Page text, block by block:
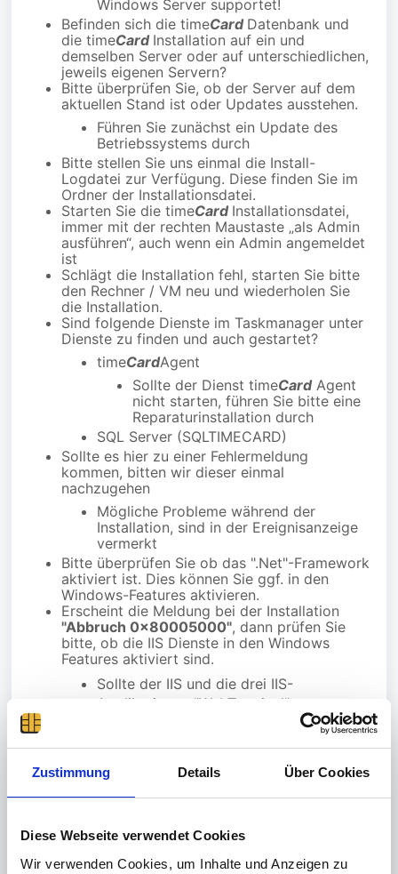
Zustimmung Details Über Cookies
Diese Webseite verwendet Cookies
Wir verwenden Cookies, um Inhalte und Anzeigen zu
Windows Server supportet!
Befinden sich die timeCard Datenbank und
die timeCard Installation auf ein und
demselben Server oder auf unterschiedlichen,
jeweils eigenen Servern?
Bitte überprüfen Sie, ob der Server auf dem
aktuellen Stand ist oder Updates ausstehen.
Führen Sie zunächst ein Update des
Betriebssystems durch
Bitte stellen Sie uns einmal die Install-
Logdatei zur Verfügung. Diese finden Sie im
Ordner der Installationsdatei.
Starten Sie die timeCard Installationsdatei,
immer mit der rechten Maustaste „als Admin
ausführen“, auch wenn ein Admin angemeldet
ist
Schlägt die Installation fehl, starten Sie bitte
den Rechner / VM neu und wiederholen Sie
die Installation.
Sind folgende Dienste im Taskmanager unter
Dienste zu finden und auch gestartet?
timeCardAgent
Sollte der Dienst timeCardAgent
nicht starten, führen Sie bitte eine
Reparaturinstallation durch
SQL Server (SQLTIMECARD)
Sollte es hier zu einer Fehlermeldung
kommen, bitten wir dieser einmal
nachzugehen
Mögliche Probleme während der
Installation, sind in der Ereignisanzeige
vermerkt
Bitte überprüfen Sie ob das ".Net"-Framework
aktiviert ist. Dies können Sie ggf. in den
Windows-Features aktivieren.
Erscheint die Meldung bei der Installation
"Abbruch 0x80005000", dann prüfen Sie
bitte, ob die IIS Dienste in den Windows
Features aktiviert sind.
Sollte der IIS und die drei IIS-
Applikationen "WebTerminal",
"TerminalServer" und "eAU timeCard"
Sollten der IIS Dienst in den Windows
Features nicht aktiviert sein, aktivieren
Reparaturinstallation durchführen.
Features wie folgend installieren:
Server: